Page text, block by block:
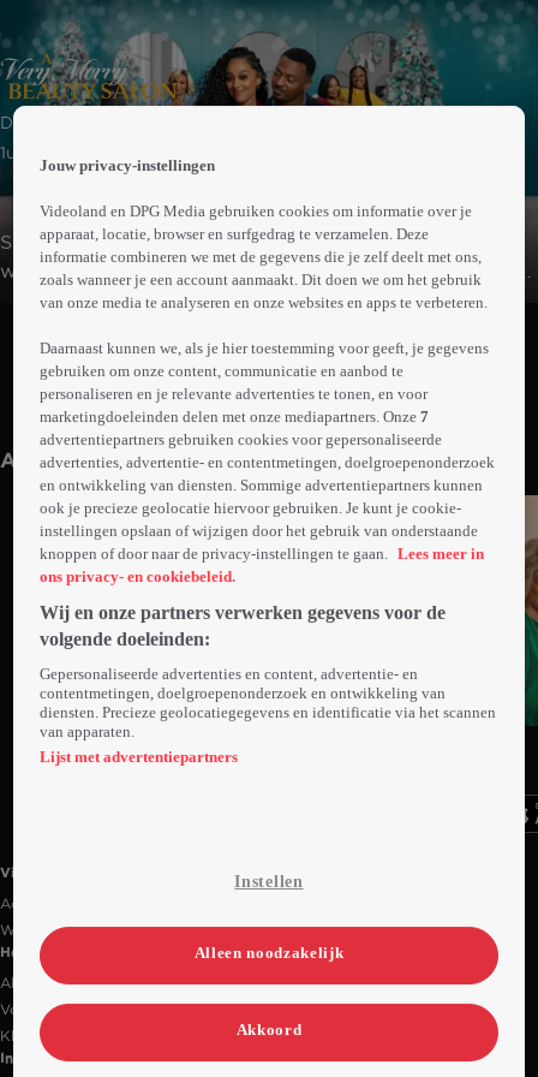
Drama
1uur25min
Sienna bereidt zich voor op het Tinsel Ball in Atlanta,
waar ze geëerd zal worden voor haar liefdadigheidswerk
in de gemeenschap. Tijdens het bal wordt ze als
bloeit op.
Abonneren op Videoland
Meer
info
Anderen kijken ook
Ga
naar
Videoland
Actiecode
Werken bij RTL
Handige links
Alle films & series
Veelgestelde vragen
Klantenservice
Informatie
Jouw privacy-instellingen
Videoland en DPG Media gebruiken cookies om informatie over je
apparaat, locatie, browser en surfgedrag te verzamelen. Deze
informatie combineren we met de gegevens die je zelf deelt met ons,
zoals wanneer je een account aanmaakt. Dit doen we om het gebruik
van onze media te analyseren en onze websites en apps te verbeteren.
Daarnaast kunnen we, als je hier toestemming voor geeft, je gegevens
gebruiken om onze content, communicatie en aanbod te
personaliseren en je relevante advertenties te tonen, en voor
marketingdoeleinden delen met onze mediapartners. Onze7
advertentiepartners gebruiken cookies voor gepersonaliseerde
advertenties, advertentie- en contentmetingen, doelgroepenonderzoek
en ontwikkeling van diensten. Sommige advertentiepartners kunnen
ook je precieze geolocatie hiervoor gebruiken. Je kunt je cookie-
instellingen opslaan of wijzigen door het gebruik van onderstaande
knoppen of door naar de privacy-instellingen te gaan.
Lees meer in
ons privacy- en cookiebeleid.
Wij en onze partners verwerken gegevens voor de
volgende doeleinden:
Gepersonaliseerde advertenties en content, advertentie- en
contentmetingen, doelgroepenonderzoek en ontwikkeling van
diensten. Precieze geolocatiegegevens en identificatie via het scannen
van apparaten.
Lijst met advertentiepartners
Instellen
Alleen noodzakelijk
Akkoord